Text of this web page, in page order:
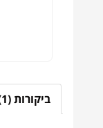
ביקורות (1)